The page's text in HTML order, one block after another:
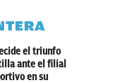
el triunfo
ante el filial
en su